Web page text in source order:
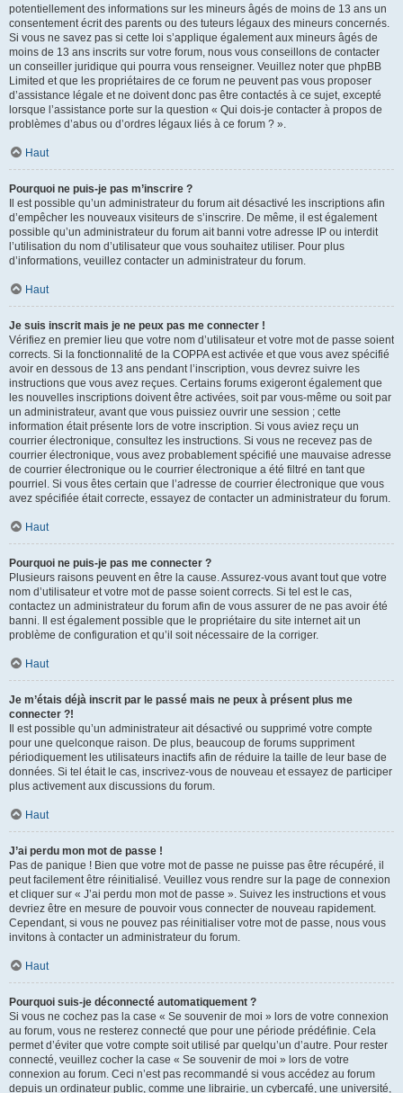
potentiellement des informations sur les mineurs âgés de moins de 13 ans un
consentement écrit des parents ou des tuteurs légaux des mineurs concernés.
Si vous ne savez pas si cette loi s’applique également aux mineurs âgés de
moins de 13 ans inscrits sur votre forum, nous vous conseillons de contacter
un conseiller juridique qui pourra vous renseigner. Veuillez noter que phpBB
Limited et que les propriétaires de ce forum ne peuvent pas vous proposer
d’assistance légale et ne doivent donc pas être contactés à ce sujet, excepté
lorsque l’assistance porte sur la question « Qui dois-je contacter à propos de
problèmes d’abus ou d’ordres légaux liés à ce forum ? ».
Haut
Pourquoi ne puis-je pas m’inscrire ?
Il est possible qu’un administrateur du forum ait désactivé les inscriptions afin
d’empêcher les nouveaux visiteurs de s’inscrire. De même, il est également
possible qu’un administrateur du forum ait banni votre adresse IP ou interdit
l’utilisation du nom d’utilisateur que vous souhaitez utiliser. Pour plus
d’informations, veuillez contacter un administrateur du forum.
Haut
Je suis inscrit mais je ne peux pas me connecter !
Vérifiez en premier lieu que votre nom d’utilisateur et votre mot de passe soient
corrects. Si la fonctionnalité de la COPPA est activée et que vous avez spécifié
avoir en dessous de 13 ans pendant l’inscription, vous devrez suivre les
instructions que vous avez reçues. Certains forums exigeront également que
les nouvelles inscriptions doivent être activées, soit par vous-même ou soit par
un administrateur, avant que vous puissiez ouvrir une session ; cette
information était présente lors de votre inscription. Si vous aviez reçu un
courrier électronique, consultez les instructions. Si vous ne recevez pas de
courrier électronique, vous avez probablement spécifié une mauvaise adresse
de courrier électronique ou le courrier électronique a été filtré en tant que
pourriel. Si vous êtes certain que l’adresse de courrier électronique que vous
avez spécifiée était correcte, essayez de contacter un administrateur du forum.
Haut
Pourquoi ne puis-je pas me connecter ?
Plusieurs raisons peuvent en être la cause. Assurez-vous avant tout que votre
nom d’utilisateur et votre mot de passe soient corrects. Si tel est le cas,
contactez un administrateur du forum afin de vous assurer de ne pas avoir été
banni. Il est également possible que le propriétaire du site internet ait un
problème de configuration et qu’il soit nécessaire de la corriger.
Haut
Je m’étais déjà inscrit par le passé mais ne peux à présent plus me
connecter ?!
Il est possible qu’un administrateur ait désactivé ou supprimé votre compte
pour une quelconque raison. De plus, beaucoup de forums suppriment
périodiquement les utilisateurs inactifs afin de réduire la taille de leur base de
données. Si tel était le cas, inscrivez-vous de nouveau et essayez de participer
plus activement aux discussions du forum.
Haut
J’ai perdu mon mot de passe !
Pas de panique ! Bien que votre mot de passe ne puisse pas être récupéré, il
peut facilement être réinitialisé. Veuillez vous rendre sur la page de connexion
et cliquer sur « J’ai perdu mon mot de passe ». Suivez les instructions et vous
devriez être en mesure de pouvoir vous connecter de nouveau rapidement.
Cependant, si vous ne pouvez pas réinitialiser votre mot de passe, nous vous
invitons à contacter un administrateur du forum.
Haut
Pourquoi suis-je déconnecté automatiquement ?
Si vous ne cochez pas la case « Se souvenir de moi » lors de votre connexion
au forum, vous ne resterez connecté que pour une période prédéfinie. Cela
permet d’éviter que votre compte soit utilisé par quelqu’un d’autre. Pour rester
connecté, veuillez cocher la case « Se souvenir de moi » lors de votre
connexion au forum. Ceci n’est pas recommandé si vous accédez au forum
depuis un ordinateur public, comme une librairie, un cybercafé, une université,